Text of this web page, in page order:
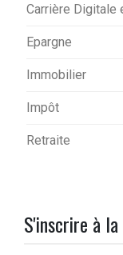
Carrière Digitale
Epargne
Immobilier
Impôt
Retraite
S'inscrire à